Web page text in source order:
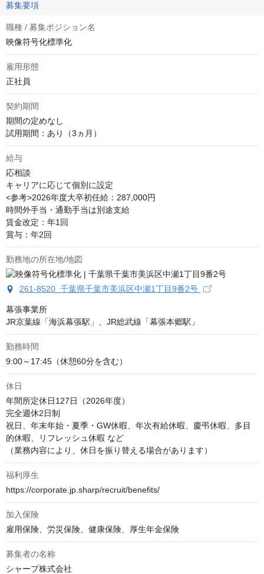
募集要項
職種 / 募集ポジション名
映像符号化標準化
雇用形態
正社員
契約期間
期間の定めなし
試用期間：あり（3ヵ月）
給与
応相談
キャリアに応じて個別に設定
<参考>2026年度大卒初任給：287,000円
時間外手当・通勤手当は別途支給
賃金改定：年1回
賞与：年2回
勤務地の所在地/地図
261-8520 千葉県千葉市美浜区中瀬1丁目9番2号
幕張事業所
JR京葉線「海浜幕張駅」、JR総武線「幕張本郷駅」
勤務時間
9:00～17:45（休憩60分を含む）
休日
年間所定休日127日（2026年度）
完全週休2日制
祝日、年末年始・夏季・GW休暇、年次有給休暇、慶弔休暇、多目
的休暇、リフレッシュ休暇 など
（業務内容により、休日を振り替える場合があります）
福利厚生
https://corporate.jp.sharp/recruit/benefits/
加入保険
雇用保険、労災保険、健康保険、厚生年金保険
募集者の名称
シャープ株式会社